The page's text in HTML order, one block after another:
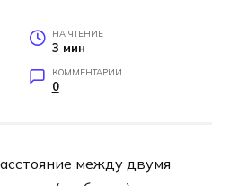
НА ЧТЕНИЕ
3 мин
КОММЕНТАРИИ
0
между двумя